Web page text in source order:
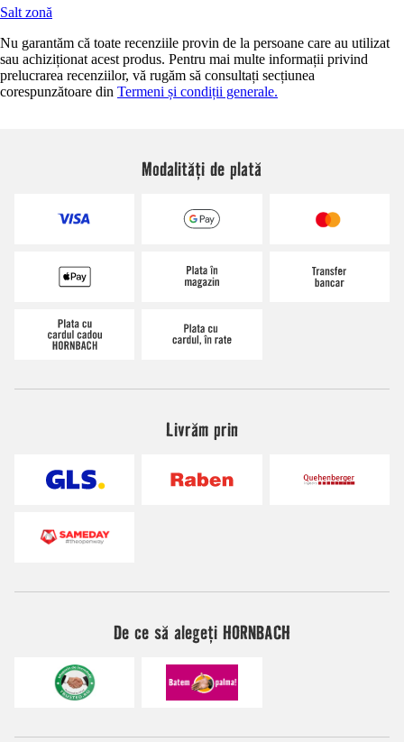
Salt zonă
Nu garantăm că toate recenziile provin de la persoane care au utilizat
sau achiziționat acest produs. Pentru mai multe informații privind
prelucrarea recenziilor, vă rugăm să consultați secțiunea
corespunzătoare din Termeni și condiții generale.
Modalități de plată
Livrăm prin
De ce să alegeți HORNBACH